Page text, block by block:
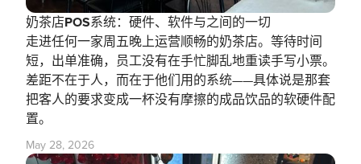
奶茶店POS系统：硬件、软件与之间的一切
走进任何一家周五晚上运营顺畅的奶茶店。等待时间
短，出单准确，员工没有在手忙脚乱地重读手写小票。
差距不在于人，而在于他们用的系统——具体说是那套
把客人的要求变成一杯没有摩擦的成品饮品的软硬件配
置。
May 28, 2026